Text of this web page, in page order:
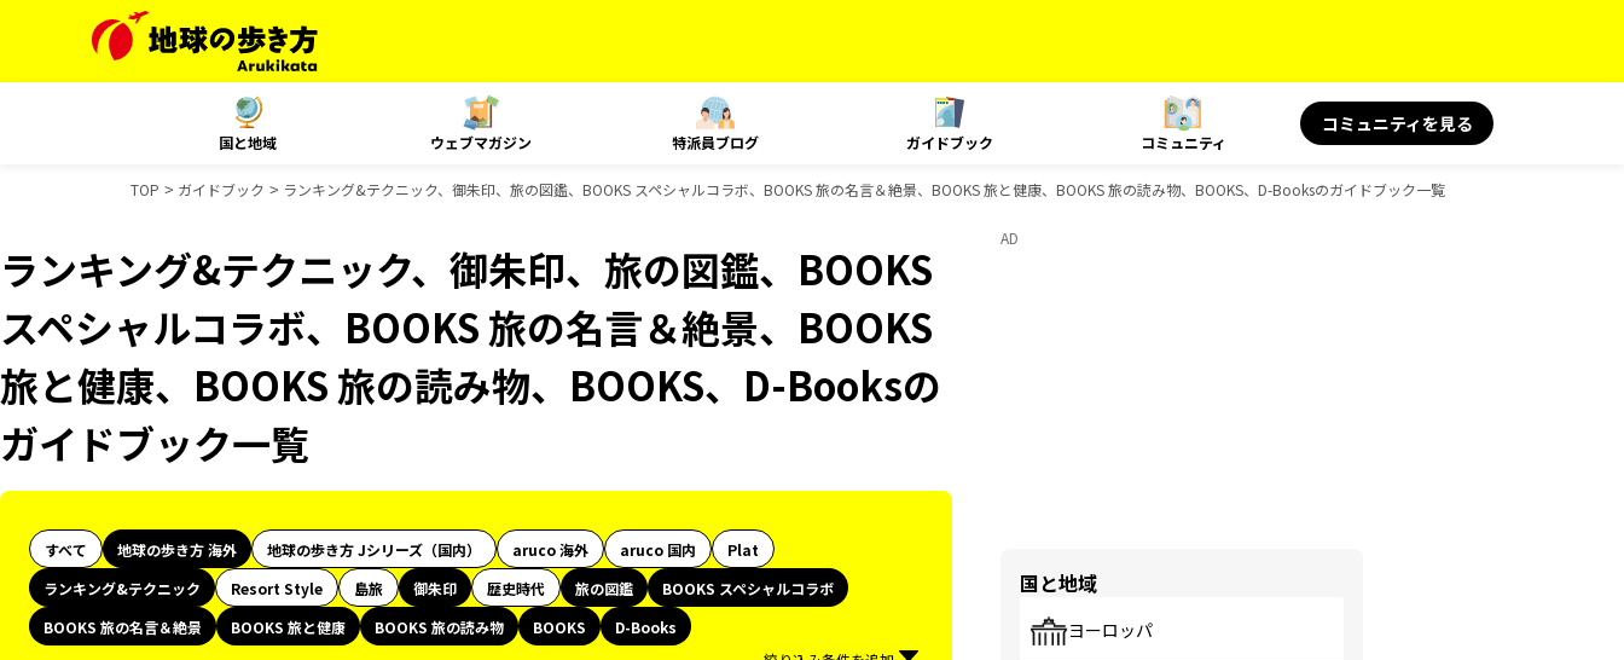
国と地域 ウェブマガジン 特派員ブログ ガイドブック コミュニティ
コミュニティを見る
TOP ガイドブック ランキング&テクニック、御朱印、旅の図鑑、BOOKS スペシャルコラボ、BOOKS 旅の名言＆絶景、BOOKS 旅と健康、BOOKS 旅の読み物、BOOKS、D-Booksのガイドブック一覧
ランキング&テクニック、御朱印、旅の図鑑、BOOKS
スペシャルコラボ、BOOKS 旅の名言＆絶景、BOOKS
旅と健康、BOOKS 旅の読み物、BOOKS、D-Booksの
ガイドブック一覧
すべて 地球の歩き方 海外 地球の歩き方 Jシリーズ（国内） aruco 海外 aruco 国内
Plat
ランキング&テクニック
Resort Style 島旅 御朱印 歴史時代 旅の図鑑
BOOKS スペシャルコラボ
BOOKS 旅の名言＆絶景
BOOKS 旅と健康 BOOKS 旅の読み物 BOOKS
D-Books
AD
国と地域
ヨーロッパ